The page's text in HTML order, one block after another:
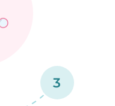
3